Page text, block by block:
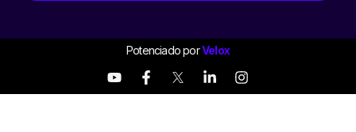
Potenciado porVelox